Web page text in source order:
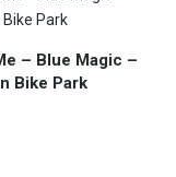
– Blue Magic –
Bike Park